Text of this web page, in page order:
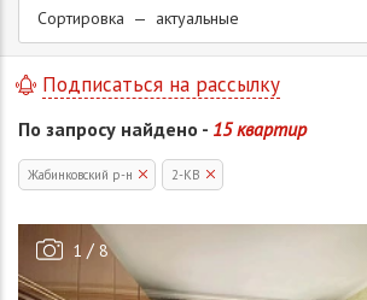
Сортировка — актуальные
По запросу найдено - 15 квартир
Подписаться на рассылку
Жабинковский р-н 2-КВ
1 / 8